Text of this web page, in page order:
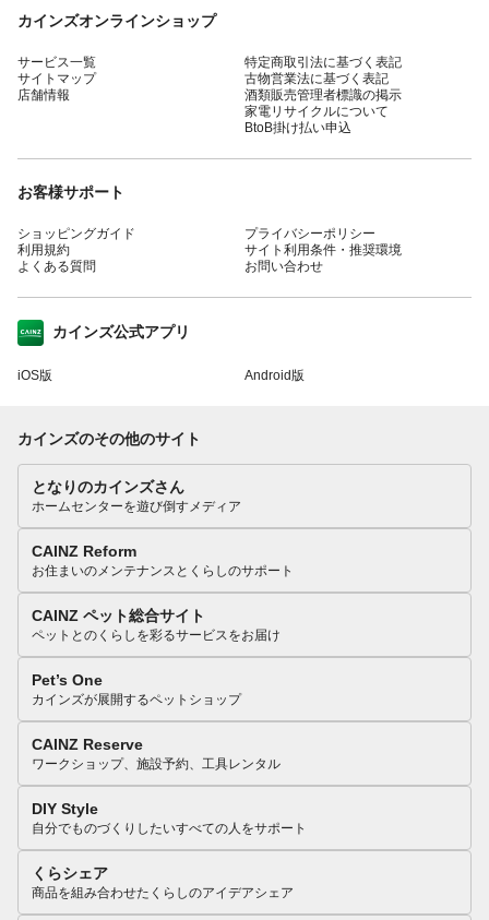
カインズオンラインショップ
サービス一覧
サイトマップ
店舗情報
特定商取引法に基づく表記
古物営業法に基づく表記
酒類販売管理者標識の掲示
家電リサイクルについて
BtoB掛け払い申込
お客様サポート
ショッピングガイド
利用規約
よくある質問
プライバシーポリシー
サイト利用条件・推奨環境
お問い合わせ
カインズ公式アプリ
iOS版 Android版
カインズのその他のサイト
となりのカインズさん
ホームセンターを遊び倒すメディア
CAINZ Reform
お住まいのメンテナンスとくらしのサポート
CAINZ ペット総合サイト
ペットとのくらしを彩るサービスをお届け
Pet’s One
カインズが展開するペットショップ
CAINZ Reserve
ワークショップ、施設予約、工具レンタル
DIY Style
自分でものづくりしたいすべての人をサポート
くらシェア
商品を組み合わせたくらしのアイデアシェア